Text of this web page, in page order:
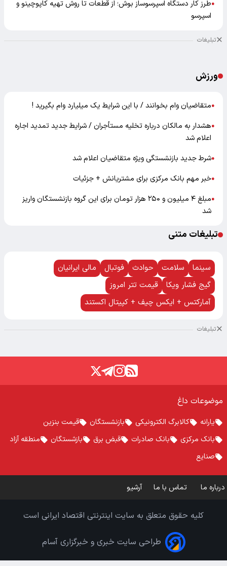
●طرز کار دستگاه اسپرسوساز بوش؛ از قطعات تا روش تهیه کاپوچینو و
اسپرسو
تبلیغات
ورزش
●متقاضیان وام بخوانند / با این شرایط یک میلیارد وام بگیرید !
●هشدار به مالکان درباره تخلیه مستأجران / شرایط جدید تمدید اجاره
اعلام شد
●شرط جدید بازنشستگی ویژه متقاضیان اعلام شد
●خبر مهم بانک مرکزی برای مشتریانش + جزئیات
●
مبلغ ۴ میلیون و ۲۵۰ هزار تومان برای این گروه بازنشستگان واریز
شد
تبلیغات متنی
سینما سلامت حوادث فوتبال
مالی ایرانیان
گیج فشار ویکا
قیمت تتر امروز
آمارکتس + ایکس چیف + کپیتال اکستند
تبلیغات
موضوعات داغ
یارانه کالابرگ الکترونیکی بازنشستگان
قیمت بنزین
بانک مرکزی
بانک صادرات قبض برق بازشستگان
منطقه آزاد
صنایع
درباره ما تماس با ما آرشیو
کلیه حقوق متعلق به سایت اینترنتی اقتصاد ایرانی است
طراحی سایت خبری و خبرگزاری آسام